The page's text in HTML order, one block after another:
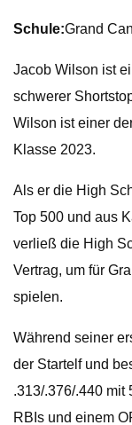
Schule:Grand
Jacob Wilson ist
schwerer
Wilson ist einer
Klasse 2023.
Als er die High
Top 500 und aus
verließ die High
Vertrag, um für
spielen.
Während seiner
der Startelf und
.313/.376/.440 mit
RBIs und einem